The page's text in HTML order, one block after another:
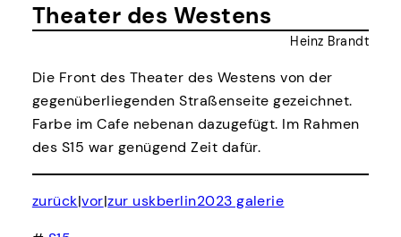
Theater des Westens
Heinz Brandt
Die Front des Theater des Westens von der
gegenüberliegenden Straßenseite gezeichnet.
Farbe im Cafe nebenan dazugefügt. Im Rahmen
des S15 war genügend Zeit dafür.
zurück|vor|zur uskberlin2023 galerie